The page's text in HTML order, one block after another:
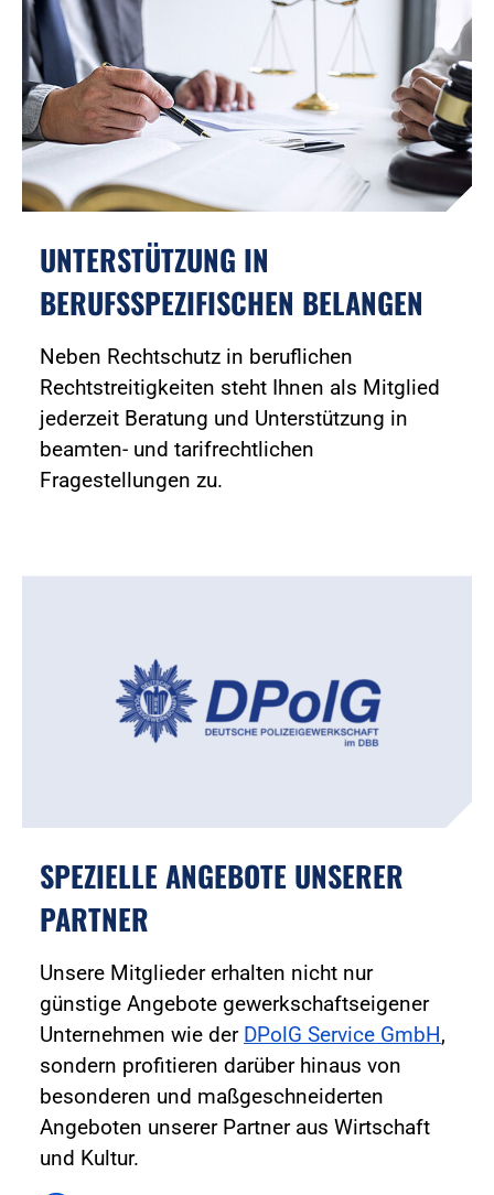
UNTERSTÜTZUNG IN
BERUFSSPEZIFISCHEN BELANGEN
Neben Rechtschutz in beruflichen
Rechtstreitigkeiten steht Ihnen als Mitglied
jederzeit Beratung und Unterstützung in
beamten- und tarifrechtlichen
Fragestellungen zu.
SPEZIELLE ANGEBOTE UNSERER
PARTNER
Unsere Mitglieder erhalten nicht nur
günstige Angebote gewerkschaftseigener
Unternehmen wie der DPolG Service GmbH,
sondern profitieren darüber hinaus von
besonderen und maßgeschneiderten
Angeboten unserer Partner aus Wirtschaft
und Kultur.